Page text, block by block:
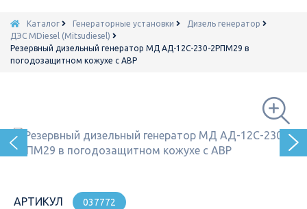
Каталог Генераторные установки
Дизель генератор
ДЭС MDiesel (Mitsudiesel)
Резервный дизельный генератор МД АД-12С-230-2РПМ29 в
погодозащитном кожухе с АВР
АРТИКУЛ 037772